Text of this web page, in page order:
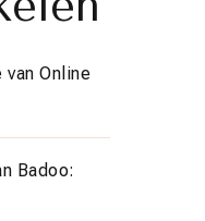
Online
Badoo: